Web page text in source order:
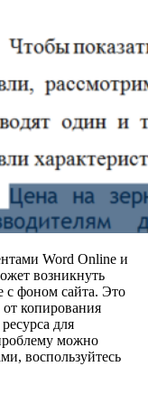
Word Online и
возникнуть
с фоном сайта. Это
копирования
для
можно
воспользуйтесь